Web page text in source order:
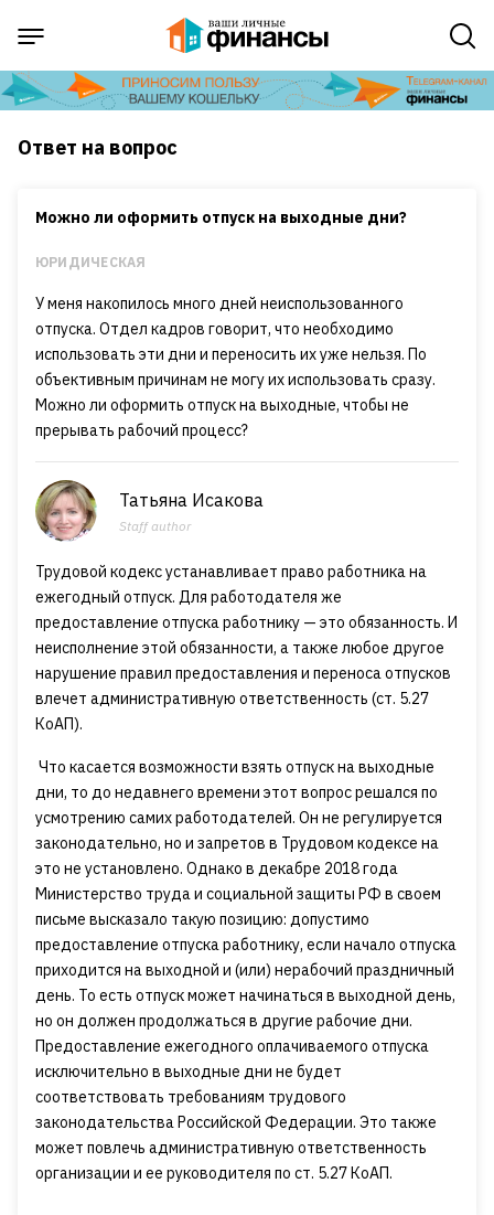
Ответ на вопрос
Можно ли оформить отпуск на выходные дни?
ЮРИДИЧЕСКАЯ
У меня накопилось много дней неиспользованного
отпуска. Отдел кадров говорит, что необходимо
использовать эти дни и переносить их уже нельзя. По
объективным причинам не могу их использовать сразу.
Можно ли оформить отпуск на выходные, чтобы не
прерывать рабочий процесс?
Татьяна Исакова
Staff author
Трудовой кодекс устанавливает право работника на
ежегодный отпуск. Для работодателя же
предоставление отпуска работнику — это обязанность. И
неисполнение этой обязанности, а также любое другое
нарушение правил предоставления и переноса отпусков
влечет административную ответственность (ст. 5.27
КоАП).
Что касается возможности взять отпуск на выходные
дни, то до недавнего времени этот вопрос решался по
усмотрению самих работодателей. Он не регулируется
законодательно, но и запретов в Трудовом кодексе на
это не установлено. Однако в декабре 2018 года
Министерство труда и социальной защиты РФ в своем
письме высказало такую позицию: допустимо
предоставление отпуска работнику, если начало отпуска
приходится на выходной и (или) нерабочий праздничный
день. То есть отпуск может начинаться в выходной день,
но он должен продолжаться в другие рабочие дни.
Предоставление ежегодного оплачиваемого отпуска
исключительно в выходные дни не будет
соответствовать требованиям трудового
законодательства Российской Федерации. Это также
может повлечь административную ответственность
организации и ее руководителя по ст. 5.27 КоАП.